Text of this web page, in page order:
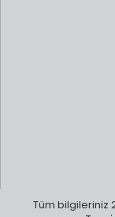
Tüm bilgileriniz